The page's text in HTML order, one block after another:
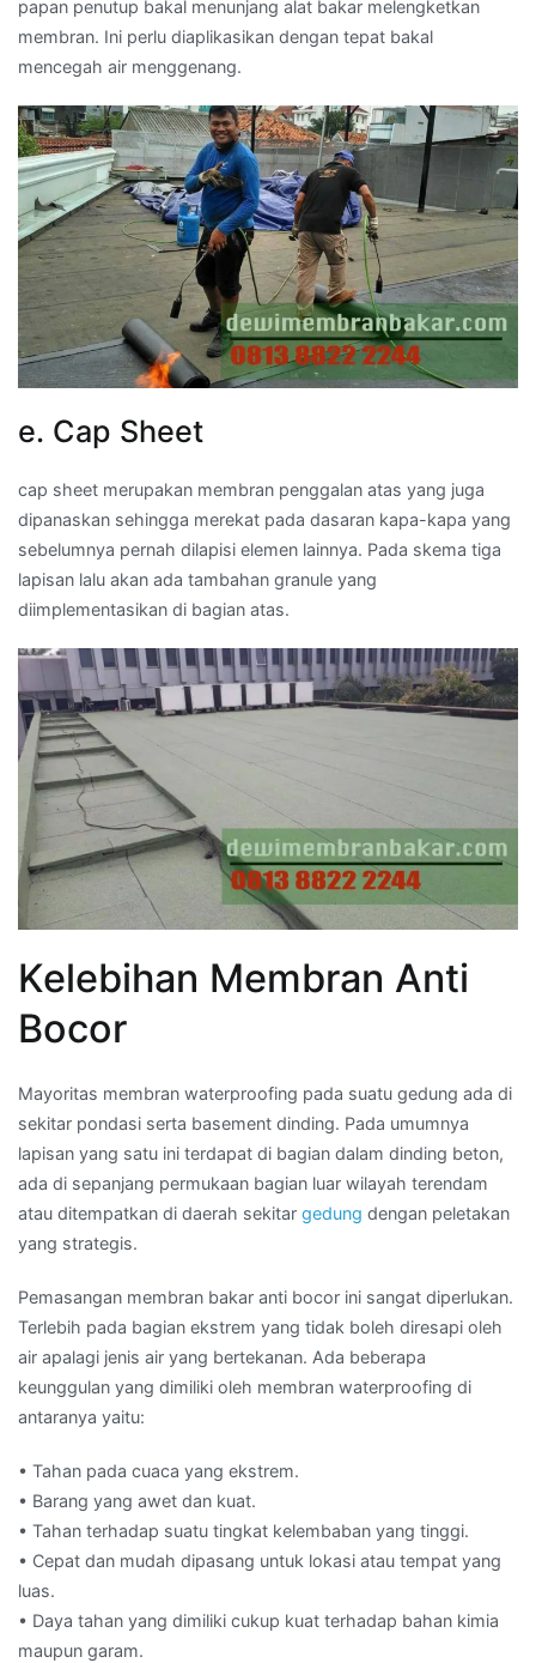
papan penutup bakal menunjang alat bakar melengketkan
membran. Ini perlu diaplikasikan dengan tepat bakal
mencegah air menggenang.
e. Cap Sheet
cap sheet merupakan membran penggalan atas yang juga
dipanaskan sehingga merekat pada dasaran kapa-kapa yang
sebelumnya pernah dilapisi elemen lainnya. Pada skema tiga
lapisan lalu akan ada tambahan granule yang
diimplementasikan di bagian atas.
Kelebihan Membran Anti
Bocor
Mayoritas membran waterproofing pada suatu gedung ada di
sekitar pondasi serta basement dinding. Pada umumnya
lapisan yang satu ini terdapat di bagian dalam dinding beton,
ada di sepanjang permukaan bagian luar wilayah terendam
atau ditempatkan di daerah sekitar gedung dengan peletakan
yang strategis.
Pemasangan membran bakar anti bocor ini sangat diperlukan.
Terlebih pada bagian ekstrem yang tidak boleh diresapi oleh
air apalagi jenis air yang bertekanan. Ada beberapa
keunggulan yang dimiliki oleh membran waterproofing di
antaranya yaitu:
• Tahan pada cuaca yang ekstrem.
• Barang yang awet dan kuat.
• Tahan terhadap suatu tingkat kelembaban yang tinggi.
• Cepat dan mudah dipasang untuk lokasi atau tempat yang
luas.
• Daya tahan yang dimiliki cukup kuat terhadap bahan kimia
maupun garam.